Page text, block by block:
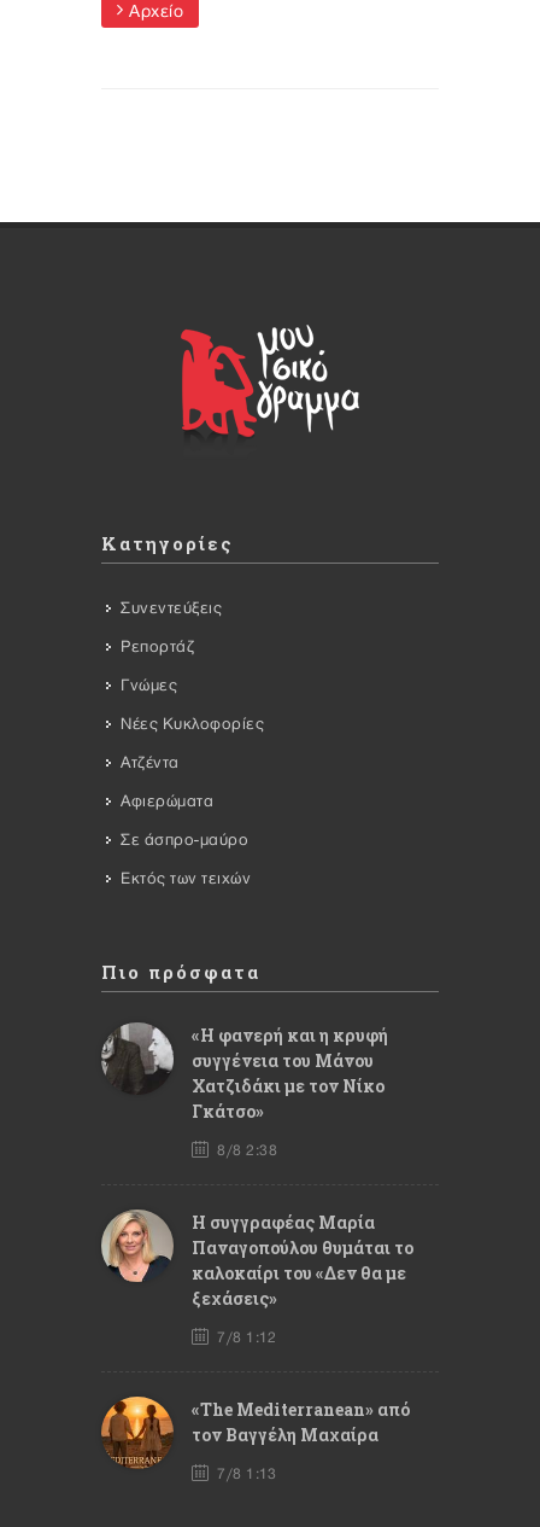
Αρχείο
Κατηγορίες
Συνεντεύξεις
Ρεπορτάζ
Γνώμες
Νέες Κυκλοφορίες
Ατζέντα
Αφιερώματα
Σε άσπρο-μαύρο
Εκτός των τειχών
Πιο πρόσφατα
«Η φανερή και η κρυφή
συγγένεια του Μάνου
Χατζιδάκι με τον Νίκο
Γκάτσο»
8/8 2:38
Η συγγραφέας Μαρία
Παναγοπούλου θυμάται το
καλοκαίρι του «Δεν θα με
ξεχάσεις»
7/8 1:12
«The Mediterranean» από
τον Βαγγέλη Μαχαίρα
7/8 1:13